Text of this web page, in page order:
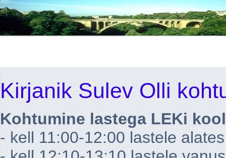
Kirjanik Sulev Olli
Kohtumine lastega LEKi
- kell 11:00-12:00 lastele